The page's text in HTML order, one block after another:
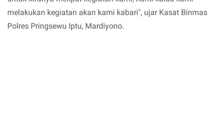
melakukan kegiatan akan kami kabari", ujar Kasat Binmas
Polres Pringsewu Iptu, Mardiyono.